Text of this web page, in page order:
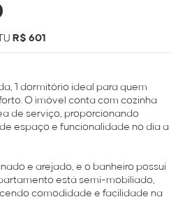
R$ 601
1 dormitório ideal para quem
O imóvel conta com cozinha
de serviço, proporcionando
espaço e funcionalidade no dia a
e arejado, e o banheiro possui
está semi-mobiliado,
comodidade e facilidade na